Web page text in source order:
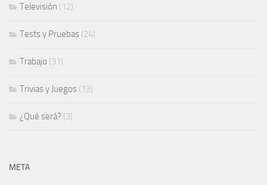
Televisión (12)
Tests y Pruebas (24)
Trabajo (31)
Trivias y Juegos (13)
¿Qué será? (3)
META